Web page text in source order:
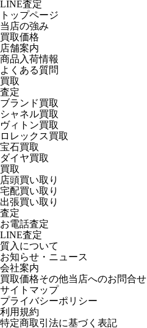
LINE査定
トップページ
当店の強み
買取価格
店舗案内
商品入荷情報
よくある質問
買取
査定
ブランド買取
シャネル買取
ヴィトン買取
ロレックス買取
宝石買取
ダイヤ買取
買取
店頭買い取り
宅配買い取り
出張買い取り
査定
お電話査定
LINE査定
質入について
お知らせ・ニュース
会社案内
買取価格その他当店へのお問合せ
サイトマップ
プライバシーポリシー
利用規約
特定商取引法に基づく表記